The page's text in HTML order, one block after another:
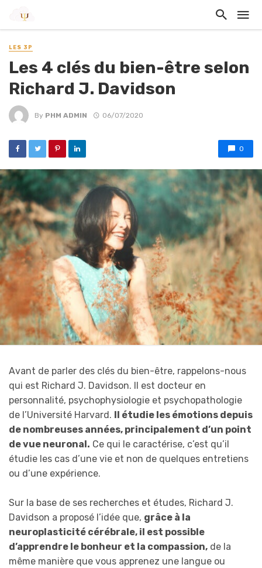
LES 3P
Les 4 clés du bien-être selon
Richard J. Davidson
By PHM ADMIN 06/07/2020
0
Avant de parler des clés du bien-être, rappelons-nous
qui est Richard J. Davidson. Il est docteur en
personnalité, psychophysiologie et psychopathologie
de l’Université Harvard. Il étudie les émotions depuis
de nombreuses années, principalement d’un point
de vue neuronal. Ce qui le caractérise, c’est qu’il
étudie les cas d’une vie et non de quelques entretiens
ou d’une expérience.
Sur la base de ses recherches et études, Richard J.
Davidson a proposé l’idée que, grâce à la
neuroplasticité cérébrale, il est possible
d’apprendre le bonheur et la compassion, de la
même manière que vous apprenez une langue ou